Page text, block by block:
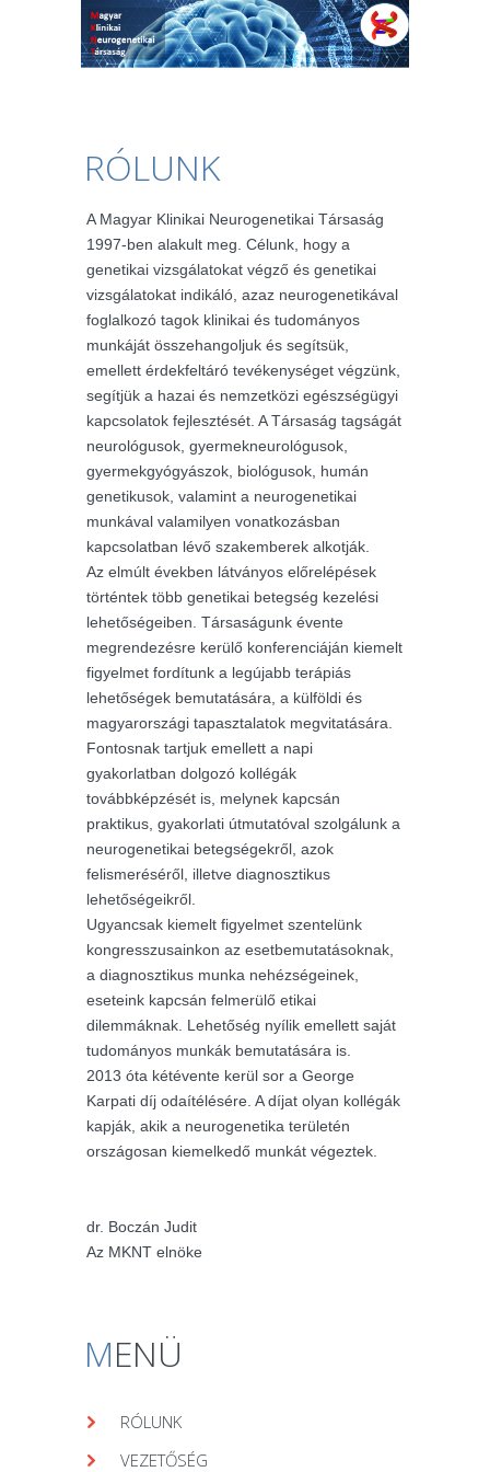
RÓLUNK
A Magyar Klinikai Neurogenetikai Társaság
1997-ben alakult meg. Célunk, hogy a
genetikai vizsgálatokat végző és genetikai
vizsgálatokat indikáló, azaz neurogenetikával
foglalkozó tagok klinikai és tudományos
munkáját összehangoljuk és segítsük,
emellett érdekfeltáró tevékenységet végzünk,
segítjük a hazai és nemzetközi egészségügyi
kapcsolatok fejlesztését. A Társaság tagságát
neurológusok, gyermekneurológusok,
gyermekgyógyászok, biológusok, humán
genetikusok, valamint a neurogenetikai
munkával valamilyen vonatkozásban
kapcsolatban lévő szakemberek alkotják.
Az elmúlt években látványos előrelépések
történtek több genetikai betegség kezelési
lehetőségeiben. Társaságunk évente
megrendezésre kerülő konferenciáján kiemelt
figyelmet fordítunk a legújabb terápiás
lehetőségek bemutatására, a külföldi és
magyarországi tapasztalatok megvitatására.
Fontosnak tartjuk emellett a napi
gyakorlatban dolgozó kollégák
továbbképzését is, melynek kapcsán
praktikus, gyakorlati útmutatóval szolgálunk a
neurogenetikai betegségekről, azok
felismeréséről, illetve diagnosztikus
lehetőségeikről.
Ugyancsak kiemelt figyelmet szentelünk
kongresszusainkon az esetbemutatásoknak,
a diagnosztikus munka nehézségeinek,
eseteink kapcsán felmerülő etikai
dilemmáknak. Lehetőség nyílik emellett saját
tudományos munkák bemutatására is.
2013 óta kétévente kerül sor a George
Karpati díj odaítélésére. A díjat olyan kollégák
kapják, akik a neurogenetika területén
országosan kiemelkedő munkát végeztek.
dr. Boczán Judit
Az MKNT elnöke
MENÜ
RÓLUNK
VEZETŐSÉG